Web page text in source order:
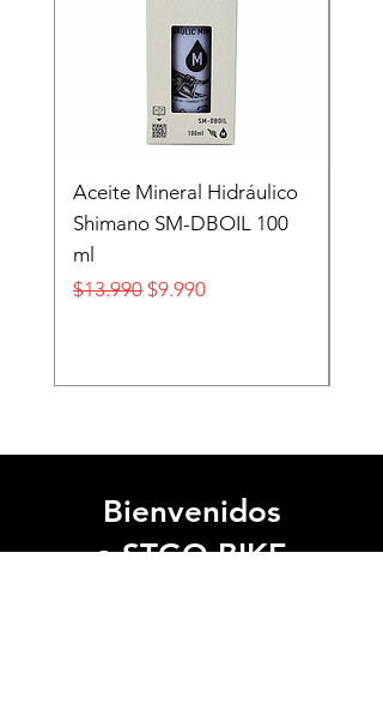
Aceite Mineral Hidráulico
Shimano SM-DBOIL 100
ml
Precio
$13.990 Precio de oferta
$9.990
Bienvenidos
a STGO BIKE